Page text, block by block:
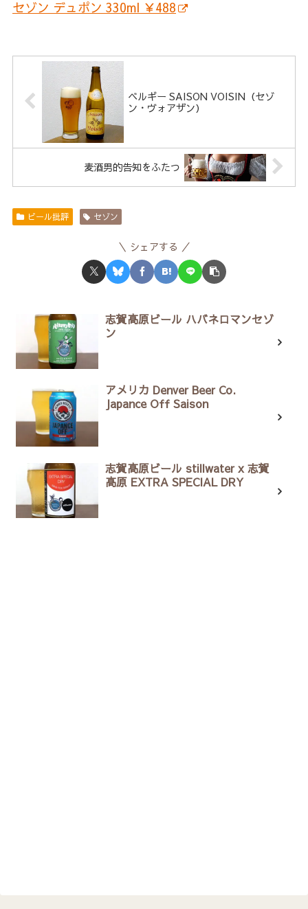
セゾン デュポン 330ml ￥488
ベルギー SAISON VOISIN（セゾ
ン・ヴォアザン）
麦酒男的告知をふたつ
ビール批評 セゾン
シェアする
志賀高原ビール ハバネロマンセゾ
ン
アメリカ Denver Beer Co.
Japance Off Saison
志賀高原ビール stillwater x 志賀
高原 EXTRA SPECIAL DRY